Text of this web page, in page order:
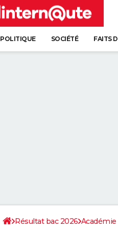
POLITIQUE SOCIÉTÉ FAITS
Résultat bac 2026 Académie